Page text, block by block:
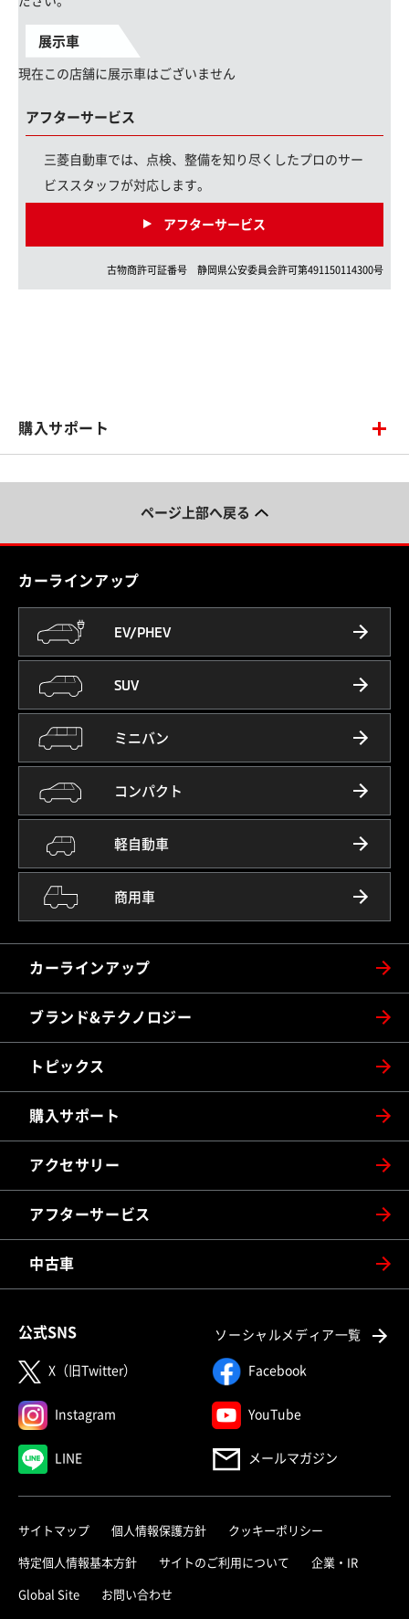
展示車
現在この店舗に展示車はございません
アフターサービス
三菱自動車では、点検、整備を知り尽くしたプロのサー
ビススタッフが対応します。
アフターサービス
古物商許可証番号 静岡県公安委員会許可第491150114300号
購入サポート
ページ上部へ戻る
カーラインアップ
カーラインアップ
EV/PHEV
SUV
ミニバン
コンパクト
軽自動車
商用車
ブランド&テクノロジー
トピックス
購入サポート
アクセサリー
アフターサービス
中古車
公式SNS ソーシャルメディア一覧
X（旧Twitter） Facebook
Instagram YouTube
LINE メールマガジン
サイトマップ 個人情報保護方針 クッキーポリシー
特定個人情報基本方針 サイトのご利用について 企業・IR
Global Site お問い合わせ